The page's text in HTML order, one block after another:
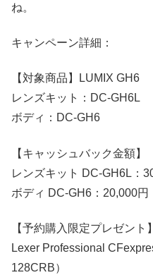
ね。
キャンペーン詳細：
【対象商品】LUMIX GH6
レンズキット：DC-GH6L
ボディ：DC-GH6
【キャッシュバック金額】
レンズキット DC-GH6L：
ボディ DC-GH6：20,000円
【予約購入限定プレゼント】
Lexer Professional
128CRB）